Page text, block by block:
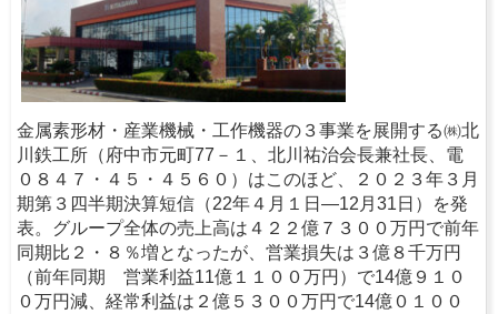
金属素形材・産業機械・工作機器の３事業を展開する㈱北
川鉄工所（府中市元町77－１、北川祐治会長兼社長、電
０８４７・４５・４５６０）はこのほど、２０２３年３月
期第３四半期決算短信（22年４月１日―12月31日）を発
表。グループ全体の売上高は４２２億７３００万円で前年
同期比２・８％増となったが、営業損失は３億８千万円
（前年同期 営業利益11億１１００万円）で14億９１０
０万円減、経常利益は２億５３００万円で14億０１００